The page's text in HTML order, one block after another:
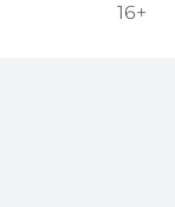
16+